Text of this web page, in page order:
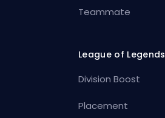
Teammate
League of Legends
Division Boost
Placement